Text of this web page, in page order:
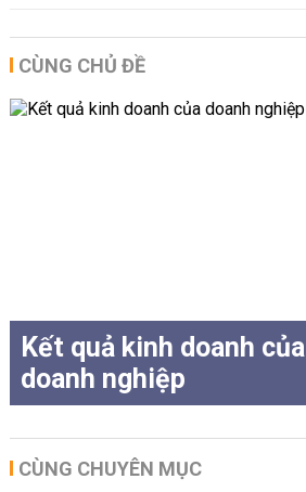
CÙNG CHỦ ĐỀ
Kết quả kinh doanh của
doanh nghiệp
CÙNG CHUYÊN MỤC